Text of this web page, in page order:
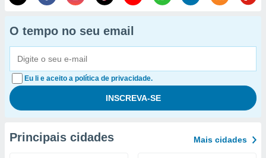
O tempo no seu email
Eu li e aceito a política de privacidade.
Principais cidades Mais cidades